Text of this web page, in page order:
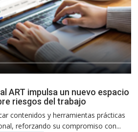
ART impulsa un nuevo espacio
riesgos del trabajo
contenidos y herramientas prácticas
reforzando su compromiso con...